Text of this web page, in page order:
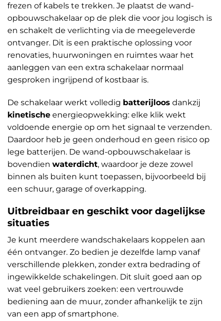
frezen of kabels te trekken. Je plaatst de wand-
opbouwschakelaar op de plek die voor jou logisch is
en schakelt de verlichting via de meegeleverde
ontvanger. Dit is een praktische oplossing voor
renovaties, huurwoningen en ruimtes waar het
aanleggen van een extra schakelaar normaal
gesproken ingrijpend of kostbaar is.
De schakelaar werkt volledig batterijloos dankzij
kinetische energieopwekking: elke klik wekt
voldoende energie op om het signaal te verzenden.
Daardoor heb je geen onderhoud en geen risico op
lege batterijen. De wand-opbouwschakelaar is
bovendien waterdicht, waardoor je deze zowel
binnen als buiten kunt toepassen, bijvoorbeeld bij
een schuur, garage of overkapping.
Uitbreidbaar en geschikt voor dagelijkse
situaties
Je kunt meerdere wandschakelaars koppelen aan
één ontvanger. Zo bedien je dezelfde lamp vanaf
verschillende plekken, zonder extra bedrading of
ingewikkelde schakelingen. Dit sluit goed aan op
wat veel gebruikers zoeken: een vertrouwde
bediening aan de muur, zonder afhankelijk te zijn
van een app of smartphone.